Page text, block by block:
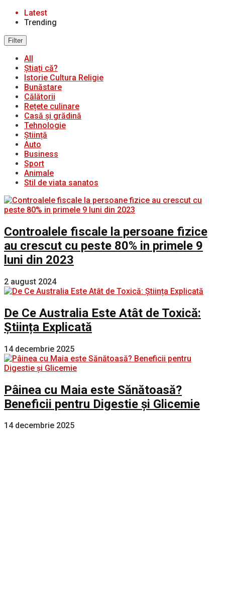
Latest
Trending
Filter
All
Știați că?
Istorie Cultura Religie
Bunăstare
Călătorii
Rețete culinare
Casă și grădină
Tehnologie
Știință
Auto
Business
Sport
Animale
Stil de viata sanatos
Controalele fiscale la persoane fizice
au crescut cu peste 80% in primele 9
luni din 2023
2 august 2024
De Ce Australia Este Atât de Toxică:
Știința Explicată
14 decembrie 2025
Pâinea cu Maia este Sănătoasă?
Beneficii pentru Digestie și Glicemie
14 decembrie 2025